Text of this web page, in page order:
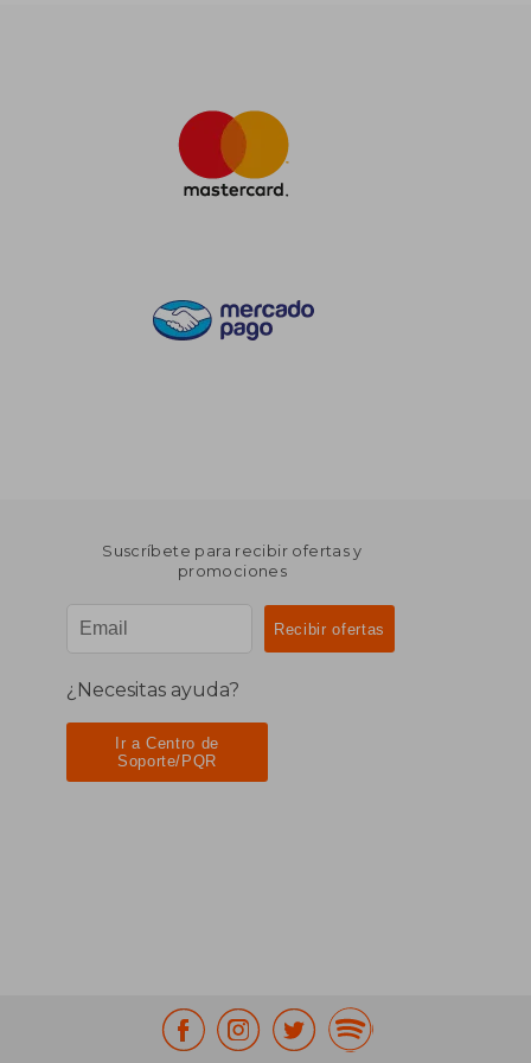
Suscríbete para recibir ofertas y
promociones
¿Necesitas ayuda?
Ir a Centro de
Soporte/PQR